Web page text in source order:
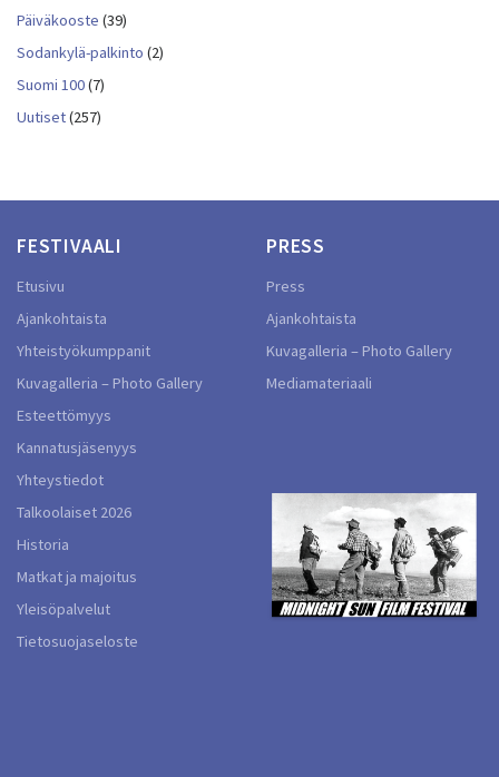
Päiväkooste (39)
Sodankylä-palkinto (2)
Suomi 100(7)
Uutiset(257)
FESTIVAALI
Etusivu
Ajankohtaista
Yhteistyökumppanit
Kuvagalleria – Photo Gallery
Esteettömyys
Kannatusjäsenyys
Yhteystiedot
Talkoolaiset 2026
Historia
Matkat ja majoitus
Yleisöpalvelut
Tietosuojaseloste
PRESS
Press
Ajankohtaista
Kuvagalleria – Photo Gallery
Mediamateriaali